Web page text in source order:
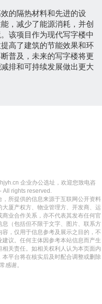
的隔热材料和先进的设
，减少了能源消耗，并创
该项目作为现代写字楼中
高了建筑的节能效果和环
普及，未来的写字楼将更
排和可持续发展做出更大
企业办公选址，欢迎您致电咨
All rights reserved.
所提供的信息来源于互联网公开资料
厦产权方、物业管理方、开发商、运
业合作关系，亦不代表其发布任何官
（包括但不限于文字、图片、联系方
，仅用于信息参考及展示之目的，不
议。任何主体因参考本站信息而产生
关责任。如相关权利人认为本页面内
平台将在核实后及时配合调整或删除
感谢。